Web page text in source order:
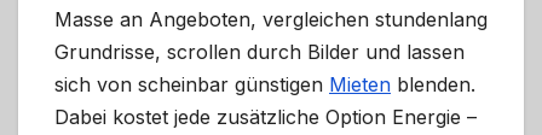
Masse an Angeboten, vergleichen stundenlang
Grundrisse, scrollen durch Bilder und lassen
sich von scheinbar günstigen Mieten blenden.
Dabei kostet jede zusätzliche Option Energie –